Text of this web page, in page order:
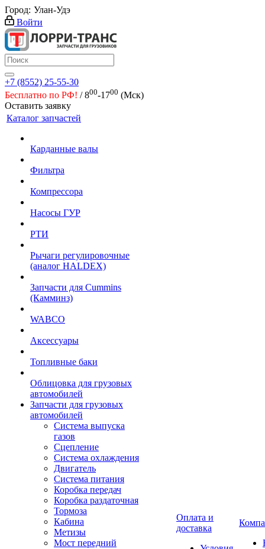
Город: Улан-Удэ
Войти
+7 (8552) 25-55-30
Бесплатно по РФ! / 800-1700 (Мск)
Оставить заявку
Каталог запчастей
Карданные валы
Фильтра
Компрессора
Насосы ГУР
РТИ
Рычаги регулировочные
(аналог HALDEX)
Запчасти для Cummins
(Камминз)
WABCO
Аксессуары
Топливные баки
Облицовка для грузовых
автомобилей
Запчасти для грузовых
автомобилей
Система выпуска
газов
Сцепление
Система охлаждения
Двигатель
Система питания
Коробка передач
Коробка раздаточная
Тормоза
Кабина
Метизы
Мост передний
Оплата и
доставка